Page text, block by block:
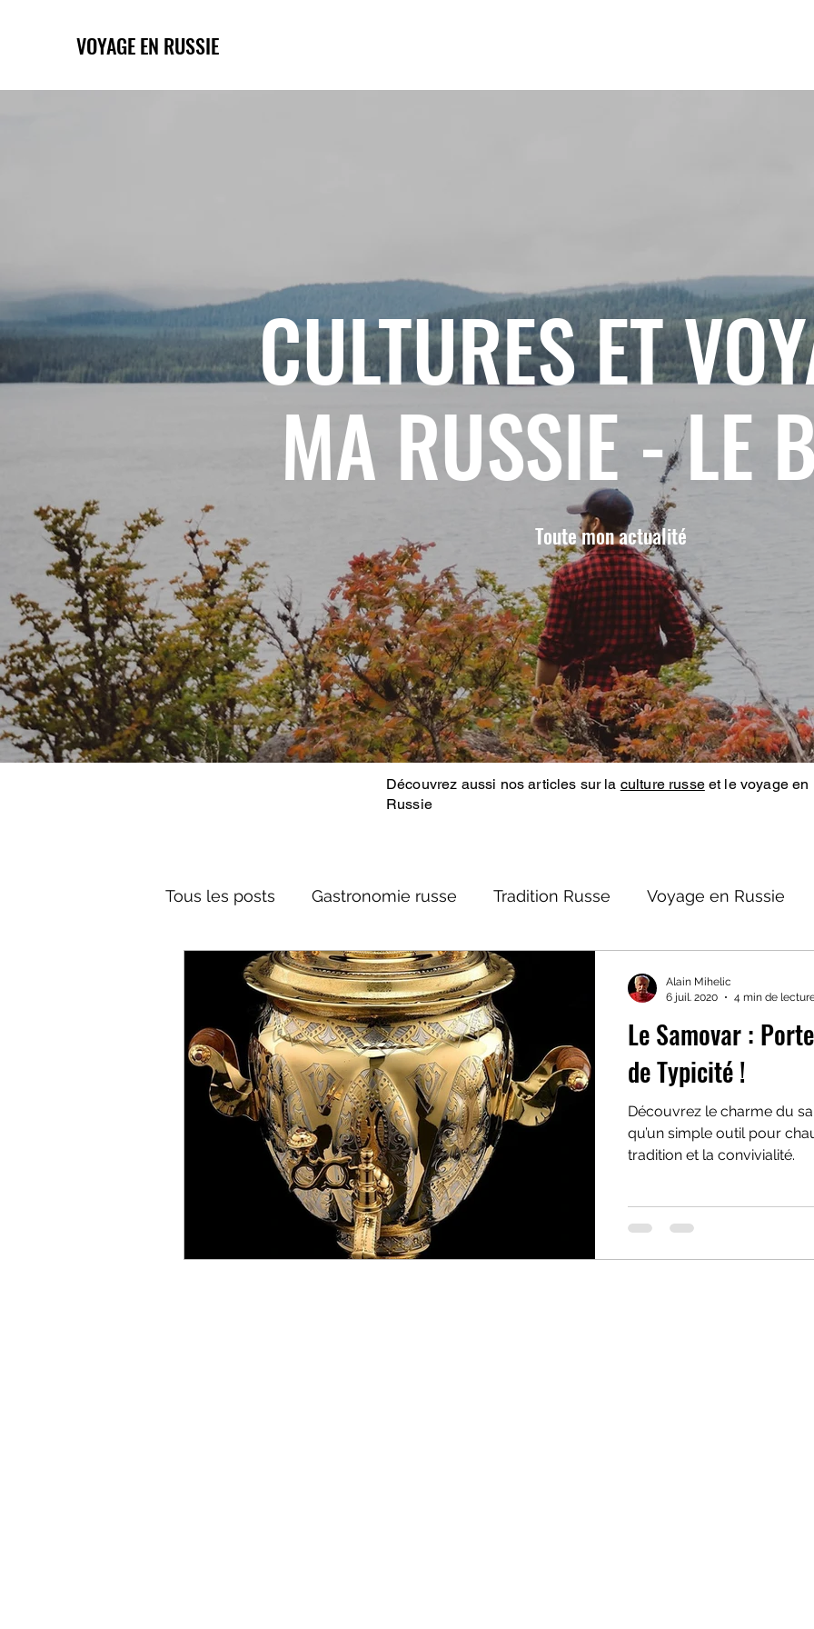
VOYAGE EN RUSSIE
CULTURES ET
MA RUSSIE - LE
Toute mon actualité
Découvrez aussi nos articles sur la culture russeet le voyage en
Russie
Tous les posts Gastronomie russe Tradition Russe Voyage en Russie
Société russe Architecture russe
Culture russe conte fantastique
Le Samovar : Porteur de Tradition et
de Typicité !
Découvrez le charme du
qu’un simple outil pour
tradition et la convivialité.
Alain Mihelic
6 juil. 2020
4 min de